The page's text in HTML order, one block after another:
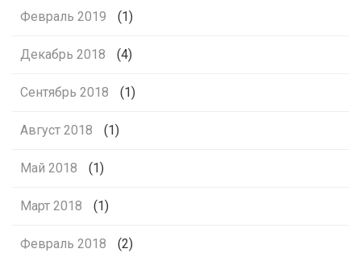
Февраль 2019 (1)
Декабрь 2018 (4)
Сентябрь 2018 (1)
Август 2018 (1)
Май 2018 (1)
Март 2018 (1)
Февраль 2018 (2)